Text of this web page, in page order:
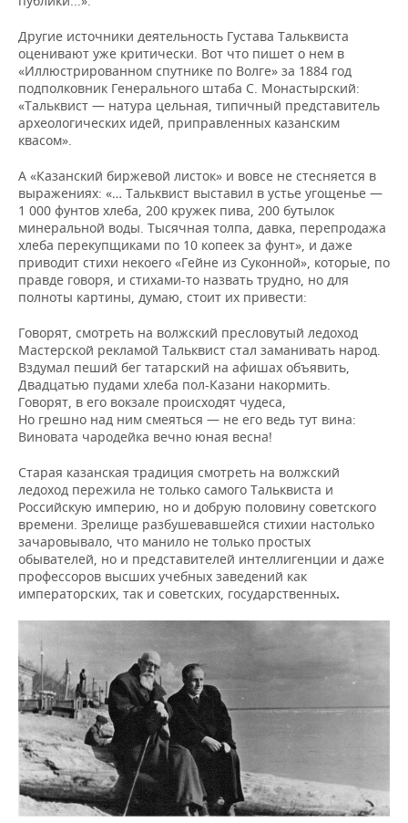
Другие источники деятельность Густава Тальквиста
оценивают уже критически. Вот что пишет о нем в
«Иллюстрированном спутнике по Волге» за 1884 год
подполковник Генерального штаба С. Монастырский:
«Тальквист — натура цельная, типичный представитель
археологических идей, приправленных казанским
квасом».
А «Казанский биржевой листок» и вовсе не стесняется в
выражениях: «… Тальквист выставил в устье угощенье —
1 000 фунтов хлеба, 200 кружек пива, 200 бутылок
минеральной воды. Тысячная толпа, давка, перепродажа
хлеба перекупщиками по 10 копеек за фунт», и даже
приводит стихи некоего «Гейне из Суконной», которые, по
правде говоря, и стихами-то назвать трудно, но для
полноты картины, думаю, стоит их привести:
Говорят, смотреть на волжский пресловутый ледоход
Мастерской рекламой Тальквист стал заманивать народ.
Вздумал пеший бег татарский на афишах объявить,
Двадцатью пудами хлеба пол-Казани накормить.
Говорят, в его вокзале происходят чудеса,
Но грешно над ним смеяться — не его ведь тут вина:
Виновата чародейка вечно юная весна!
Старая казанская традиция смотреть на волжский
ледоход пережила не только самого Тальквиста и
Российскую империю, но и добрую половину советского
времени. Зрелище разбушевавшейся стихии настолько
зачаровывало, что манило не только простых
обывателей, но и представителей интеллигенции и даже
профессоров высших учебных заведений как
императорских, так и советских, государственных.